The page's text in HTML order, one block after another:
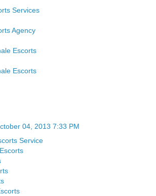
Services
Agency
Escorts
Escorts
04, 2013 7:33 PM
Service